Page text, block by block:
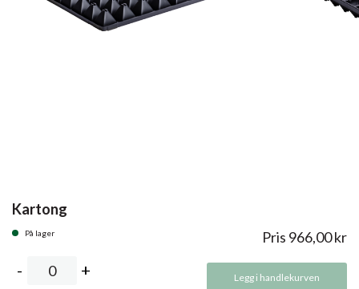
Kartong
På lager Pris 966,00kr
Legg i handlekurven